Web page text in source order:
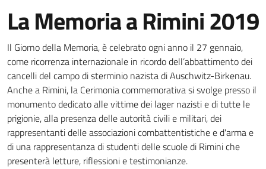
La Memoria a Rimini 2019
Il Giorno della Memoria, è celebrato ogni anno il 27 gennaio,
come ricorrenza internazionale in ricordo dell’abbattimento dei
cancelli del campo di sterminio nazista di Auschwitz-Birkenau.
Anche a Rimini, la Cerimonia commemorativa si svolge presso il
monumento dedicato alle vittime dei lager nazisti e di tutte le
prigionie, alla presenza delle autorità civili e militari, dei
rappresentanti delle associazioni combattentistiche e d'arma e
di una rappresentanza di studenti delle scuole di Rimini che
presenterà letture, riflessioni e testimonianze.